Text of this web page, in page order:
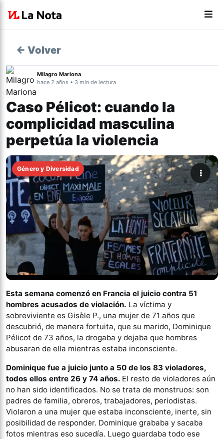
← Volver
Milagro Mariona
hace 2 años • 3 min de lectura
Caso Pélicot: cuando la
complicidad masculina
perpetúa la violencia
Género y Diversidad
Esta semana comenzó en Francia el juicio contra 51
hombres acusados de violación. La víctima y
sobreviviente es Gisèle P., una mujer de 71 años que
descubrió, de manera fortuita, que su marido, Dominique
Pélicot de 73 años, la drogaba y dejaba que hombres
abusaran de ella mientras estaba inconsciente.
Dominique fue a juicio junto a 50 de los 83 violadores,
todos ellos entre 26 y 74 años. El resto de violadores aún
no han sido identificados. No se trata de monstruos: son
padres de familia, obreros, trabajadores, periodistas.
Violaron a una mujer que estaba inconsciente, inerte, sin
posibilidad de responder. Dominique grababa y sacaba
fotos mientras eso sucedía. Luego guardaba todo ese